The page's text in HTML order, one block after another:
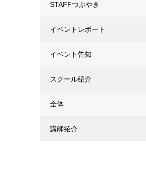
STAFFつぶやき
イベントレポート
イベント告知
スクール紹介
全体
講師紹介